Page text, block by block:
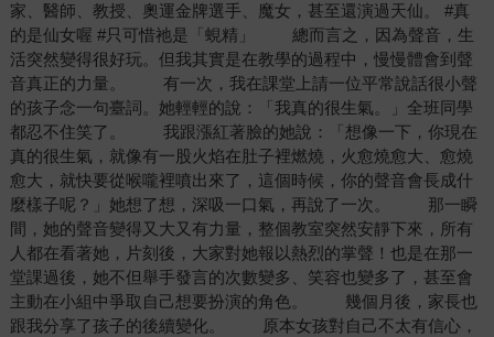
家、醫師、教授、奧運金牌選手、魔女，甚至還演過天仙。 #真
的是仙女喔 #只可惜祂是「蜆精」 總而言之，因為聲音，生
活突然變得很好玩。但我其實是在教學的過程中，慢慢體會到聲
音真正的力量。 有一次，我在課堂上請一位平常說話很小聲
的孩子念一句臺詞。她輕輕的說：「我真的很生氣。」全班同學
都忍不住笑了。 我跟漲紅著臉的她說：「想像一下，你現在
真的很生氣，就像有一股火焰在肚子裡燃燒，火愈燒愈大、愈燒
愈大，就快要從喉嚨裡噴出來了，這個時候，你的聲音會長成什
麼樣子呢？」她想了想，深吸一口氣，再說了一次。 那一瞬
間，她的聲音變得又大又有力量，整個教室突然安靜下來，所有
人都在看著她，片刻後，大家對她報以熱烈的掌聲！也是在那一
堂課過後，她不但舉手發言的次數變多、笑容也變多了，甚至會
主動在小組中爭取自己想要扮演的角色。 幾個月後，家長也
跟我分享了孩子的後續變化。 原本女孩對自己不太有信心，